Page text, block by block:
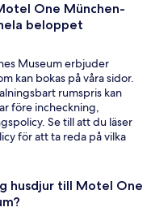
One München-
beloppet
Museum erbjuder
kan bokas på våra sidor.
rumspris kan
före incheckning,
Se till att du läser
för att ta reda på vilka
husdjur till Motel One